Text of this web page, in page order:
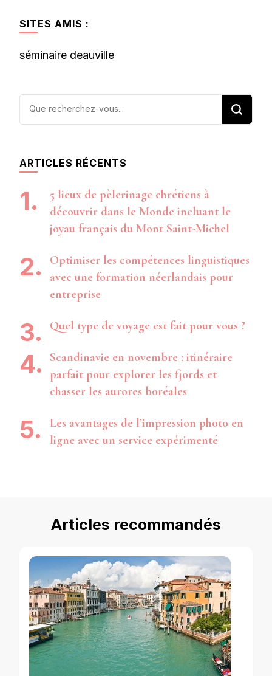
SITES AMIS :
séminaire deauville
Vous
ARTICLES RÉCENTS
5 lieux de pèlerinage chrétiens à
découvrir dans le Monde incluant le
joyau français du Mont Saint-Michel
Optimiser les compétences linguistiques
avec une formation néerlandais pour
entreprise
Quel type de voyage est fait pour vous ?
Scandinavie en novembre : itinéraire
parfait pour explorer les fjords et
chasser les aurores boréales
Les avantages de l’impression photo en
ligne avec un service expérimenté
Articles recommandés